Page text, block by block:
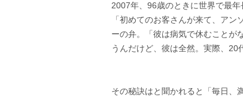
2007年、96歳のときに世界で最
「初めてのお客さんが来て、ア
ーの弁。「彼は病気で休むことが
うんだけど、彼は全然。実際、20
その秘訣はと聞かれると「毎日、